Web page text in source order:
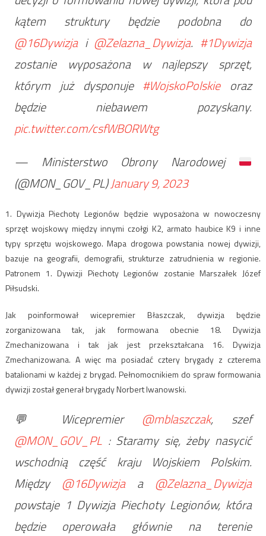
kątem struktury będzie podobna do
@16Dywizjai @Zelazna_Dywizja. #1Dywizja
zostanie wyposażona w najlepszy sprzęt,
którym już dysponuje #WojskoPolskieoraz
będzie niebawem pozyskany.
pic.twitter.com/csfWBORWtg
— Ministerstwo Obrony Narodowej
(@MON_GOV_PL)January 9, 2023
1. Dywizja Piechoty Legionów będzie wyposażona w nowoczesny
sprzęt wojskowy między innymi czołgi K2, armato haubice K9 i inne
typy sprzętu wojskowego. Mapa drogowa powstania nowej dywizji,
bazuje na geografii, demografii, strukturze zatrudnienia w regionie.
Patronem 1. Dywizji Piechoty Legionów zostanie Marszałek Józef
Piłsudski.
Jak poinformował wicepremier Błaszczak, dywizja będzie
zorganizowana tak, jak formowana obecnie 18. Dywizja
Zmechanizowana i tak jak jest przekształcana 16. Dywizja
Zmechanizowana. A więc ma posiadać cztery brygady z czterema
batalionami w każdej z brygad. Pełnomocnikiem do spraw formowania
dywizji został generał brygady Norbert Iwanowski.
💬 Wicepremier @mblaszczak, szef
@MON_GOV_PL: Staramy się, żeby nasycić
wschodnią część kraju Wojskiem Polskim.
Między @16Dywizjaa @Zelazna_Dywizja
powstaje 1 Dywizja Piechoty Legionów, która
będzie operowała głównie na terenie